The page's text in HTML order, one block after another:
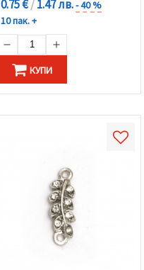
0.75 €/1.47 лв.- 40 %
10 пак. +
КУПИ